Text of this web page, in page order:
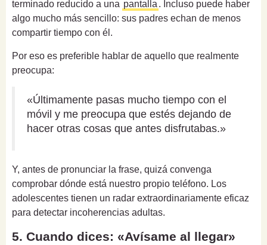
terminado reducido a una pantalla . Incluso puede haber
algo mucho más sencillo: sus padres echan de menos
compartir tiempo con él.
Por eso es preferible hablar de aquello que realmente
preocupa:
«Últimamente pasas mucho tiempo con el
móvil y me preocupa que estés dejando de
hacer otras cosas que antes disfrutabas.»
Y, antes de pronunciar la frase, quizá convenga
comprobar dónde está nuestro propio teléfono. Los
adolescentes tienen un radar extraordinariamente eficaz
para detectar incoherencias adultas.
5. Cuando dices: «Avísame al llegar»